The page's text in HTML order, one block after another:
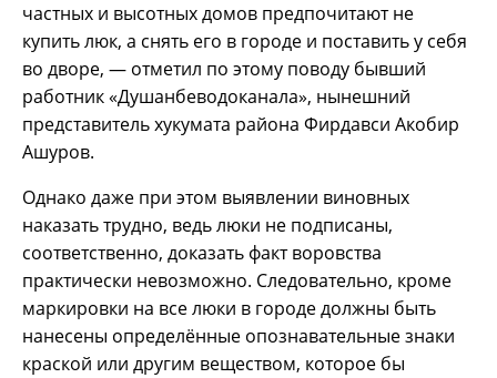
частных и высотных домов предпочитают не
купить люк, а снять его в городе и поставить у себя
во дворе, — отметил по этому поводу бывший
работник «Душанбеводоканала», нынешний
представитель хукумата района Фирдавси Акобир
Ашуров.
Однако даже при этом выявлении виновных
наказать трудно, ведь люки не подписаны,
соответственно, доказать факт воровства
практически невозможно. Следовательно, кроме
маркировки на все люки в городе должны быть
нанесены определённые опознавательные знаки
краской или другим веществом, которое бы